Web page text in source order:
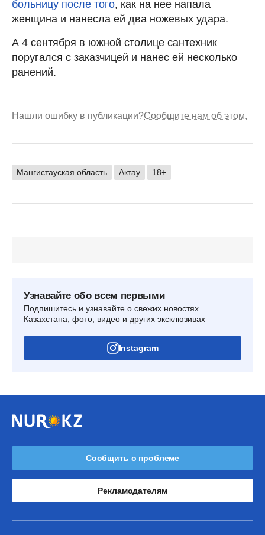
больницу после того, как на нее напала
женщина и нанесла ей два ножевых удара.
А 4 сентября в южной столице сантехник
поругался с заказчицей и нанес ей несколько
ранений.
Нашли ошибку в публикации?Сообщите нам об этом.
Мангистауская область Актау 18+
Узнавайте обо всем первыми
Подпишитесь и узнавайте о свежих новостях
Казахстана, фото, видео и других эксклюзивах
Instagram
Сообщить о проблеме
Рекламодателям